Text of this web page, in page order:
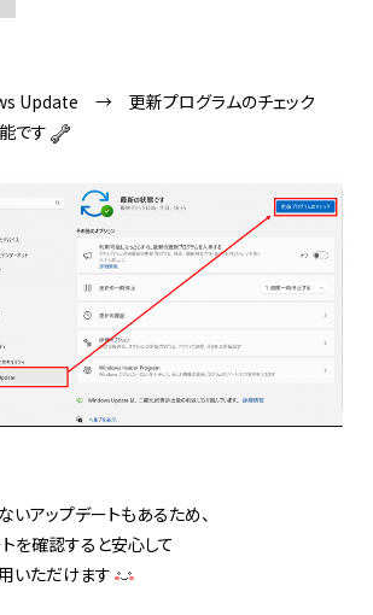
→ 更新プログラムのチェック
です
いアップデートもあるため、
を確認すると安心して
いただけます